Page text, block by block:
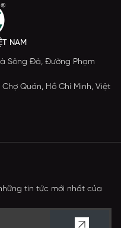
NAM
Sông Đà, Đường Phạm
Quán, Hồ Chí Minh, Việt
tin tức mới nhất của